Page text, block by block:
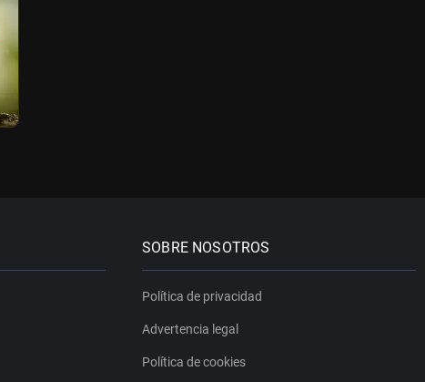
SOBRE NOSOTROS
Política de privacidad
Advertencia legal
Política de cookies